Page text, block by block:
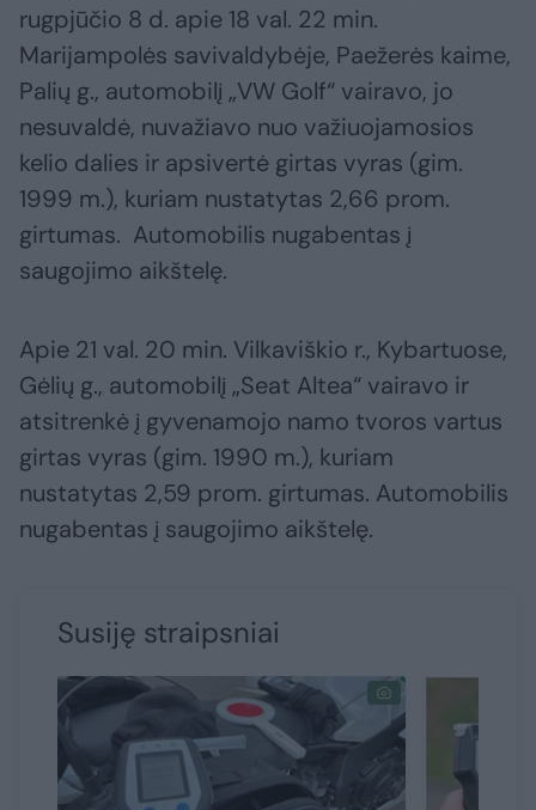
rugpjūčio 8 d. apie 18 val. 22 min.
Marijampolės savivaldybėje, Paežerės kaime,
Palių g., automobilį „VW Golf“ vairavo, jo
nesuvaldė, nuvažiavo nuo važiuojamosios
kelio dalies ir apsivertė girtas vyras (gim.
1999 m.), kuriam nustatytas 2,66 prom.
girtumas. Automobilis nugabentas į
saugojimo aikštelę.
Apie 21 val. 20 min. Vilkaviškio r., Kybartuose,
Gėlių g., automobilį „Seat Altea“ vairavo ir
atsitrenkė į gyvenamojo namo tvoros vartus
girtas vyras (gim. 1990 m.), kuriam
nustatytas 2,59 prom. girtumas. Automobilis
nugabentas į saugojimo aikštelę.
Susiję straipsniai